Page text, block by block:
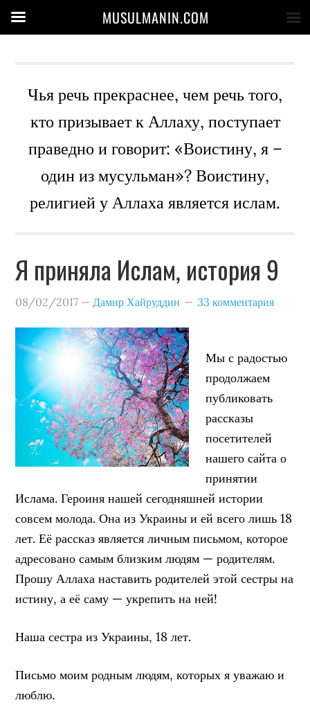
Чья речь прекраснее, чем речь того,
кто призывает к Аллаху, поступает
праведно и говорит: «Воистину, я –
один из мусульман»? Воистину,
религией у Аллаха является ислам.
Я приняла Ислам, история 9
08/02/2017 —Дамир Хайруддин 33 комментария
Мы с радостью
продолжаем
публиковать
рассказы
посетителей
нашего сайта о
принятии
Ислама. Героиня нашей сегодняшней истории
совсем молода. Она из Украины и ей всего лишь 18
лет. Её рассказ является личным письмом, которое
адресовано самым близким людям — родителям.
Прошу Аллаха наставить родителей этой сестры на
истину, а её саму — укрепить на ней!
Наша сестра из Украины, 18 лет.
Письмо моим родным людям, которых я уважаю и
люблю.
MUSULMANIN.COM